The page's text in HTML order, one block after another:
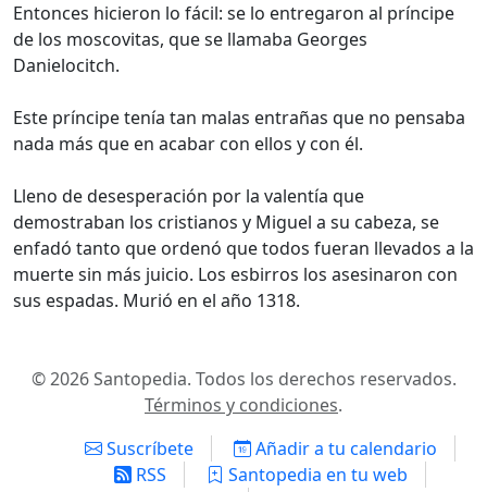
Entonces hicieron lo fácil: se lo entregaron al príncipe
de los moscovitas, que se llamaba Georges
Danielocitch.
Este príncipe tenía tan malas entrañas que no pensaba
nada más que en acabar con ellos y con él.
Lleno de desesperación por la valentía que
demostraban los cristianos y Miguel a su cabeza, se
enfadó tanto que ordenó que todos fueran llevados a la
muerte sin más juicio. Los esbirros los asesinaron con
sus espadas. Murió en el año 1318.
© 2026 Santopedia. Todos los derechos reservados.
Términos y condiciones.
Suscríbete
Añadir a tu calendario
RSS
Santopedia en tu web